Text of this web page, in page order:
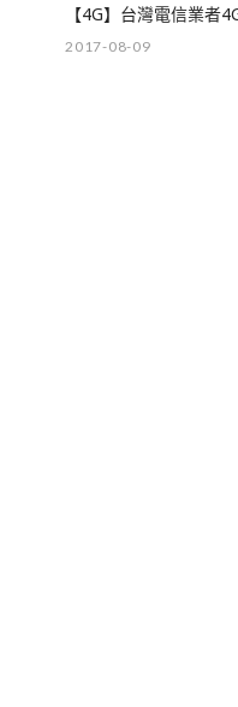
【4G】台灣電信業者
2017-08-09